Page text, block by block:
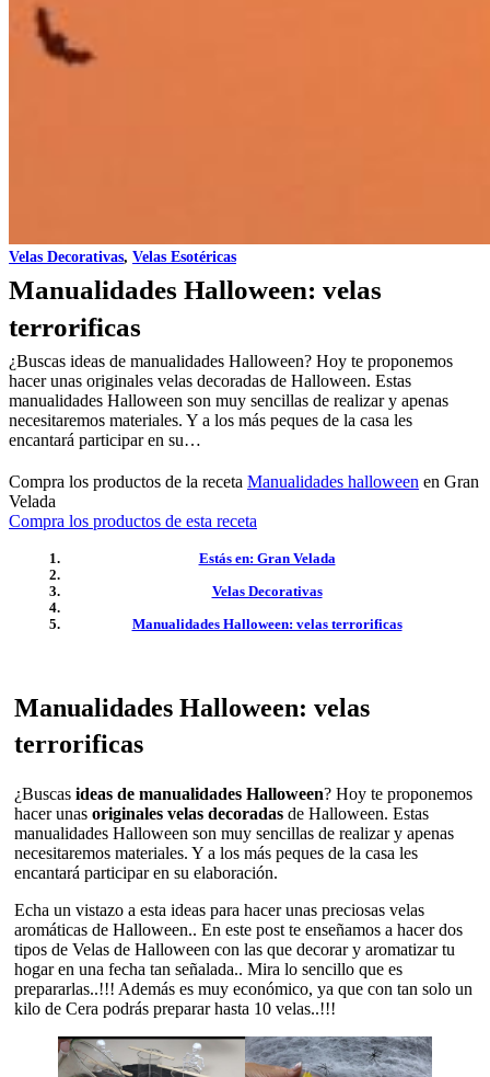
Velas Decorativas, Velas Esotéricas
Manualidades Halloween: velas
terrorificas
¿Buscas ideas de manualidades Halloween? Hoy te proponemos
hacer unas originales velas decoradas de Halloween. Estas
manualidades Halloween son muy sencillas de realizar y apenas
necesitaremos materiales. Y a los más peques de la casa les
encantará participar en su…
Compra los productos de la receta Manualidades halloween en Gran
Velada
Compra los productos de esta receta
Estás en: Gran Velada
Velas Decorativas
Manualidades Halloween: velas terrorificas
Manualidades Halloween: velas
terrorificas
¿Buscas ideas de manualidades Halloween? Hoy te proponemos
hacer unas originales velas decoradas de Halloween. Estas
manualidades Halloween son muy sencillas de realizar y apenas
necesitaremos materiales. Y a los más peques de la casa les
encantará participar en su elaboración.
Echa un vistazo a esta ideas para hacer unas preciosas velas
aromáticas de Halloween.. En este post te enseñamos a hacer dos
tipos de Velas de Halloween con las que decorar y aromatizar tu
hogar en una fecha tan señalada.. Mira lo sencillo que es
prepararlas..!!! Además es muy económico, ya que con tan solo un
kilo de Cera podrás preparar hasta 10 velas..!!!